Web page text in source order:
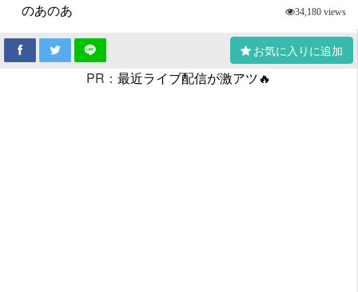
のあのあ 34,180 views
お気に入りに追加
PR： 最近ライブ配信が激アツ🔥